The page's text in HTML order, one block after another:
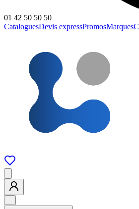
01 42 50 50 50
CataloguesDevis expressPromosMarques